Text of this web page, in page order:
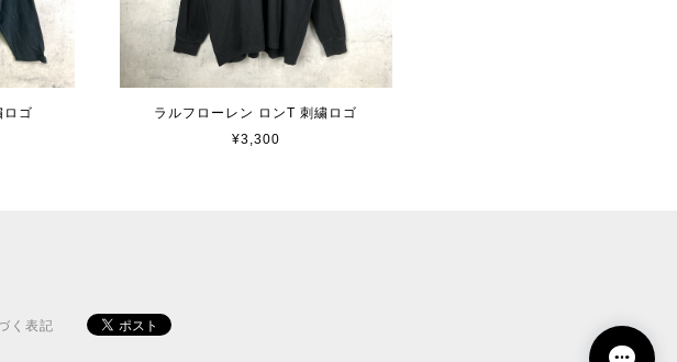
ロゴ
ラルフローレン ロンT 刺繍ロゴ
¥3,300
く表記